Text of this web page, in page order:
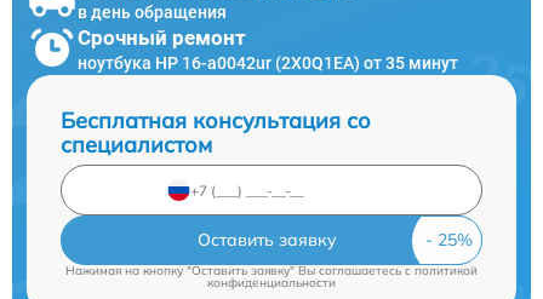
в день обращения
Срочный ремонт
ноутбука HP 16-a0042ur (2X0Q1EA) от 35 минут
Бесплатная консультация со
специалистом
Оставить заявку
Нажимая на кнопку "Оставить заявку" Вы соглашаетесь cполитикой
конфиденциальности